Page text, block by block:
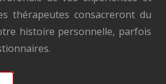
thérapeutes consacreront du
histoire personnelle, parfois